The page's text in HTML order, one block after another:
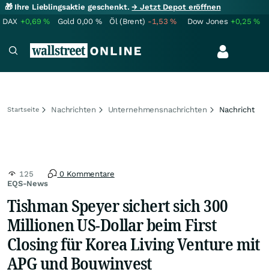
🎁 Ihre Lieblingsaktie geschenkt.→ Jetzt Depot eröffnen
DAX +0,69% Gold 0,00 % Öl (Brent) -1,53% Dow Jones +0,25%
Startseite Nachrichten Unternehmensnachrichten Nachricht
EQS-News
125 0 Kommentare
Tishman Speyer sichert sich 300
Millionen US-Dollar beim First
Closing für Korea Living Venture mit
APG und Bouwinvest